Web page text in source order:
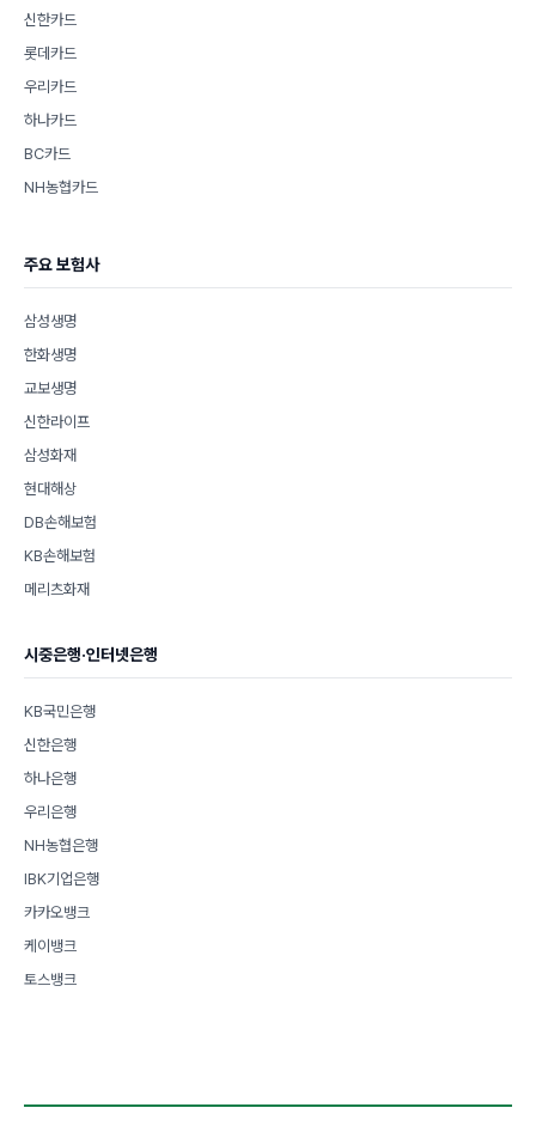
신한카드
롯데카드
우리카드
하나카드
BC카드
NH농협카드
주요 보험사
삼성생명
한화생명
교보생명
신한라이프
삼성화재
현대해상
DB손해보험
KB손해보험
메리츠화재
시중은행·인터넷은행
KB국민은행
신한은행
하나은행
우리은행
NH농협은행
IBK기업은행
카카오뱅크
케이뱅크
토스뱅크